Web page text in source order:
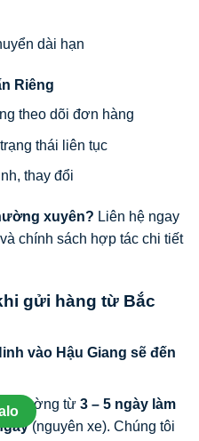
dài hạn
Riêng
theo dõi đơn hàng
thái liên tục
thay đổi
xuyên? Liên hệ ngay
chính sách hợp tác chi tiết
gửi hàng từ Bắc
vào Hậu Giang sẽ đến
thường từ 3 – 5 ngày làm
(nguyên xe). Chúng tôi